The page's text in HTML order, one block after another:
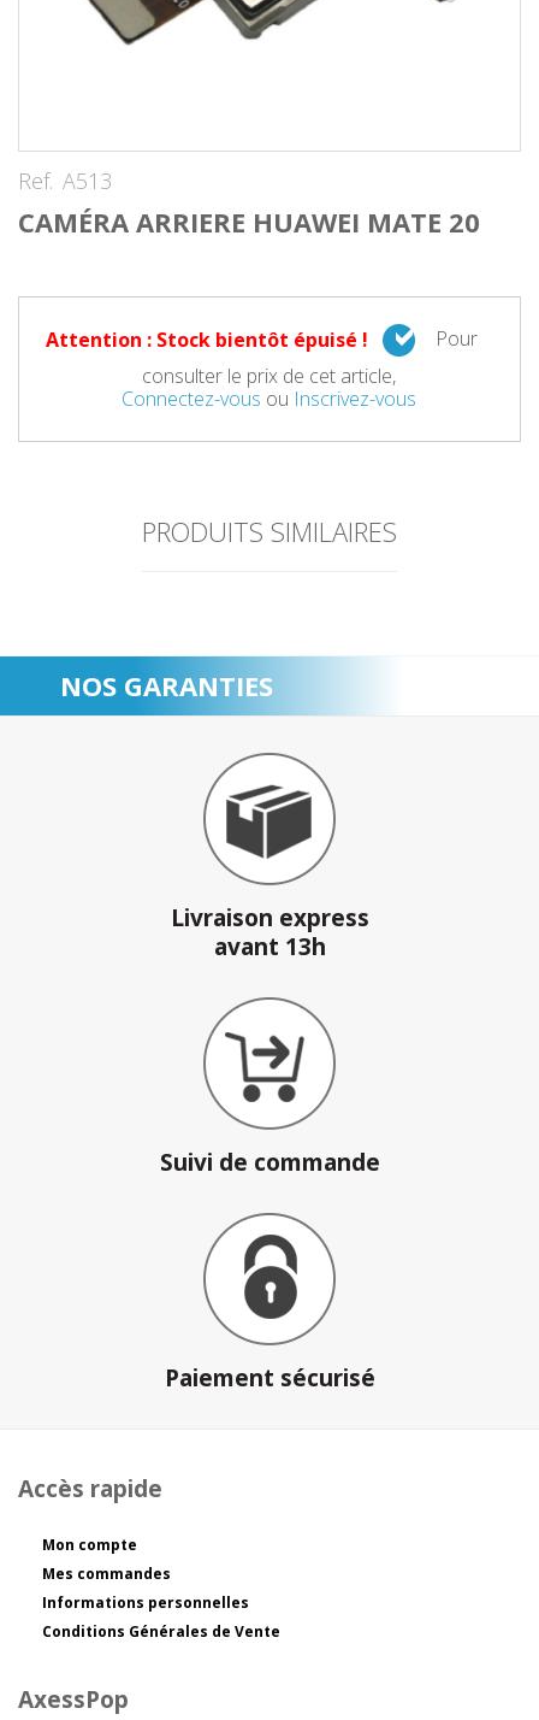
Ref. A513
CAMÉRA ARRIERE HUAWEI MATE 20
Attention : Stock bientôt épuisé !
Pour
consulter le prix de cet article,
Connectez-vous ou Inscrivez-vous
PRODUITS SIMILAIRES
NOS GARANTIES
Livraison express
avant 13h
Suivi de commande
Paiement sécurisé
Accès rapide
Mon compte
Mes commandes
Informations personnelles
Conditions Générales de Vente
AxessPop